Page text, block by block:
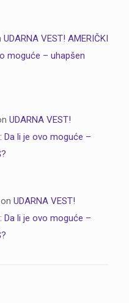
UDARNA VEST! AMERIČKI
moguće – uhapšen
UDARNA VEST!
Da li je ovo moguće –
UDARNA VEST!
Da li je ovo moguće –